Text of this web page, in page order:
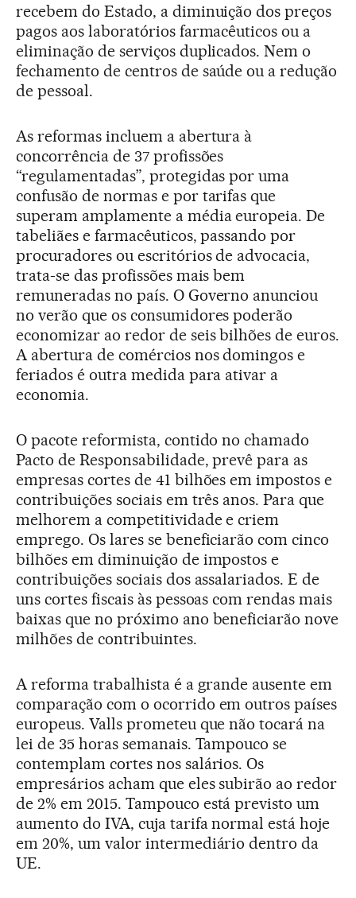
recebem do Estado, a diminuição dos preços
pagos aos laboratórios farmacêuticos ou a
eliminação de serviços duplicados. Nem o
fechamento de centros de saúde ou a redução
de pessoal.
As reformas incluem a abertura à
concorrência de 37 profissões
“regulamentadas”, protegidas por uma
confusão de normas e por tarifas que
superam amplamente a média europeia. De
tabeliães e farmacêuticos, passando por
procuradores ou escritórios de advocacia,
trata-se das profissões mais bem
remuneradas no país. O Governo anunciou
no verão que os consumidores poderão
economizar ao redor de seis bilhões de euros.
A abertura de comércios nos domingos e
feriados é outra medida para ativar a
economia.
O pacote reformista, contido no chamado
Pacto de Responsabilidade, prevê para as
empresas cortes de 41 bilhões em impostos e
contribuições sociais em três anos. Para que
melhorem a competitividade e criem
emprego. Os lares se beneficiarão com cinco
bilhões em diminuição de impostos e
contribuições sociais dos assalariados. E de
uns cortes fiscais às pessoas com rendas mais
baixas que no próximo ano beneficiarão nove
milhões de contribuintes.
A reforma trabalhista é a grande ausente em
comparação com o ocorrido em outros países
europeus. Valls prometeu que não tocará na
lei de 35 horas semanais. Tampouco se
contemplam cortes nos salários. Os
empresários acham que eles subirão ao redor
de 2% em 2015. Tampouco está previsto um
aumento do IVA, cuja tarifa normal está hoje
em 20%, um valor intermediário dentro da
UE.